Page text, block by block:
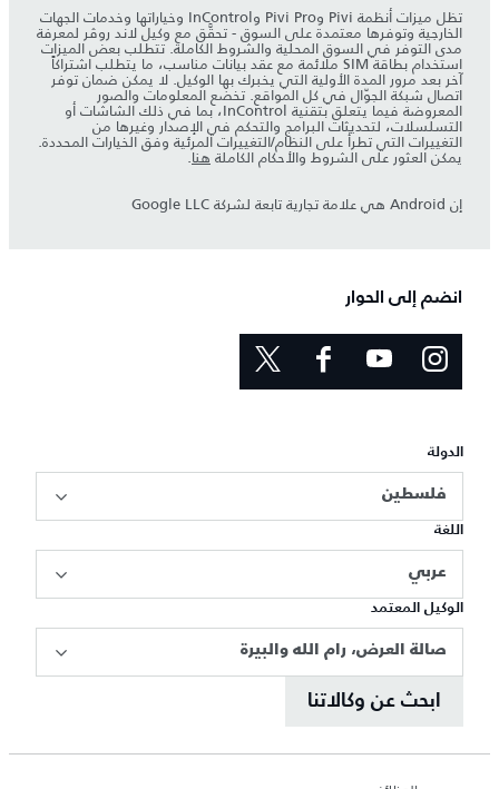
تظل ميزات أنظمة Pivi وPivi Pro وInControl وخياراتها وخدمات الجهات
الخارجية وتوفرها معتمدة على السوق - تحقَّق مع وكيل لاند روڤر لمعرفة
مدى التوفر في السوق المحلية والشروط الكاملة. تتطلب بعض الميزات
استخدام بطاقة SIM ملائمة مع عقد بيانات مناسب، ما يتطلب اشتراكاً
آخر بعد مرور المدة الأولية التي يخبرك بها الوكيل. لا يمكن ضمان توفر
اتصال شبكة الجوّال في كل المواقع. تخضع المعلومات والصور
المعروضة فيما يتعلق بتقنية InControl، بما في ذلك الشاشات أو
التسلسلات، لتحديثات البرامج والتحكم في الإصدار وغيرها من
التغييرات التي تطرأ على النظام/التغييرات المرئية وفق الخيارات المحددة.
يمكن العثور على الشروط والأحكام الكاملةهنا.
إن Android هي علامة تجارية تابعة لشركة Google LLC
انضم إلى الحوار
الدولة
فلسطين
اللغة
عربي
الوكيل المعتمد
صالة العرض، رام الله والبيرة
ابحث عن وكالاتنا